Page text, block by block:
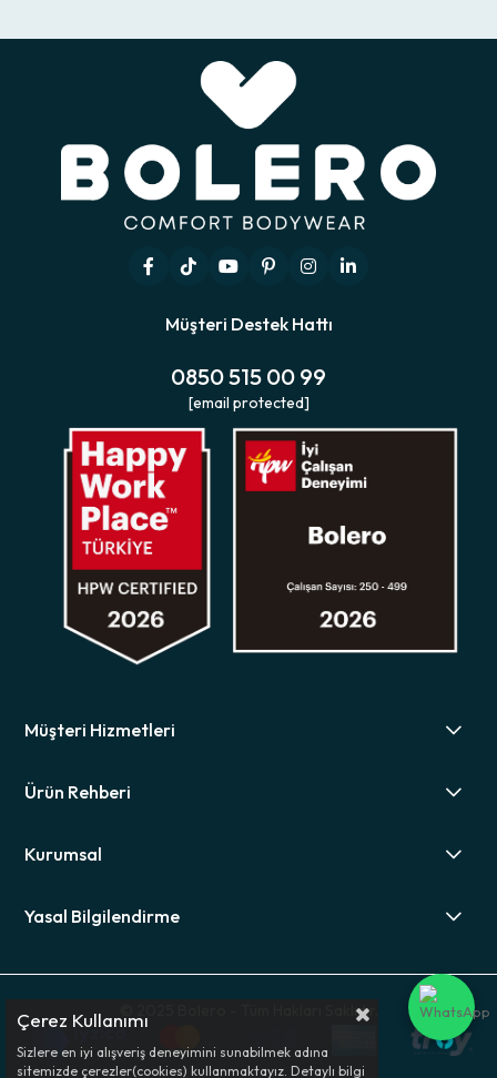
Müşteri Destek Hattı
0850 515 00 99
[email protected]
Müşteri Hizmetleri
Ürün Rehberi
Kurumsal
Yasal Bilgilendirme
© 2025 Bolero - Tüm Hakları Saklıdır.
Çerez Kullanımı
Sizlere en iyi alışveriş deneyimini sunabilmek adına
sitemizde çerezler(cookies) kullanmaktayız. Detaylı bilgi